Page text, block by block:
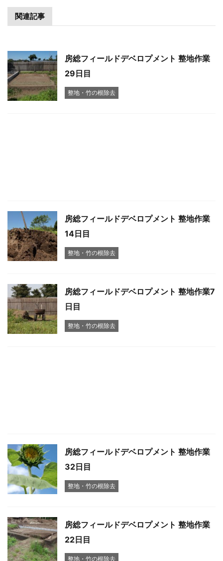
関連記事
房総フィールドデベロプメント 整地作業
29日目
整地・竹の根除去
房総フィールドデベロプメント 整地作業
14日目
整地・竹の根除去
房総フィールドデベロプメント 整地作業7
日目
整地・竹の根除去
房総フィールドデベロプメント 整地作業
32日目
整地・竹の根除去
房総フィールドデベロプメント 整地作業
22日目
整地・竹の根除去